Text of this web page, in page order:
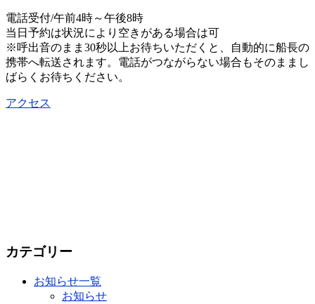
電話受付/午前4時～午後8時
当日予約は状況により空きがある場合は可
※呼出音のまま30秒以上お待ちいただくと、自動的に船長の
携帯へ転送されます。電話がつながらない場合もそのままし
ばらくお待ちください。
アクセス
カテゴリー
お知らせ一覧
お知らせ